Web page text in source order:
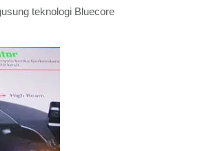
teknologi Bluecore